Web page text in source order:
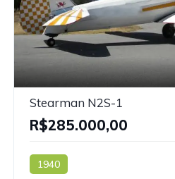
Stearman N2S-1
R$285.000,00
1940